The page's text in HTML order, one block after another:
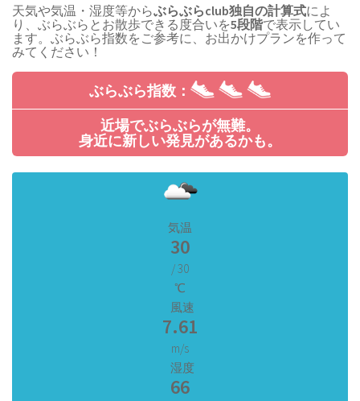
天気や気温・湿度等からぶらぶらclub独自の計算式によ
り、ぶらぶらとお散歩できる度合いを5段階で表示してい
ます。ぶらぶら指数をご参考に、お出かけプランを作って
みてください！
ぶらぶら指数：
近場でぶらぶらが無難。
身近に新しい発見があるかも。
気温
30
/ 30
℃
風速
7.61
m/s
湿度
66